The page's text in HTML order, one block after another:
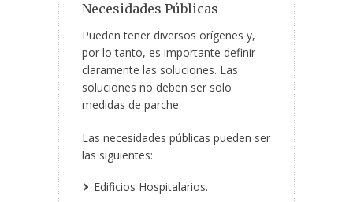
Necesidades Públicas
Pueden tener diversos orígenes y,
por lo tanto, es importante definir
claramente las soluciones. Las
soluciones no deben ser solo
medidas de parche.
Las necesidades públicas pueden ser
las siguientes:
Edificios Hospitalarios.